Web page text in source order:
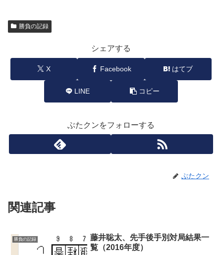
勝負の記録
シェアする
X Facebook はてブ
LINE コピー
ぶたクンをフォローする
ぶたクン
関連記事
勝負の記録
藤井聡太、先手後手別対局結果一
覧（2016年度）